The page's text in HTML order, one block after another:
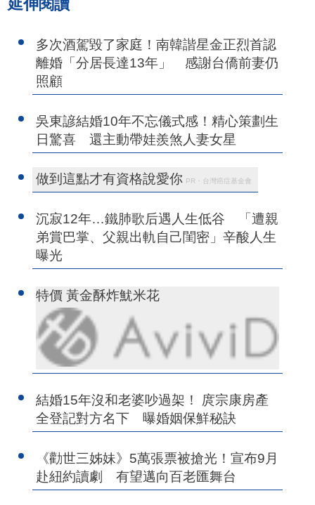
延伸閱讀
多次酒駕毀了家庭！南韓諧星金正烈首認
離婚「分居長達13年」 感謝台僑前妻仍
照顧
吳東諺結婚10年不忘儀式感！精心策劃生
日驚喜 還主動帶娃羨煞人妻女星
做到這點才有資格說愛你 PR・台灣癌症基金會
沉寂12年…鐵肺歌后遇人生低谷 「遭親
弟賞巴掌、父親出軌自己閨密」辛酸人生
曝光
特價 黃金酥炸魷米花
結婚15年沒和老婆吵過架！ 庹宗康房產
全登記對方名下 曝婚姻保鮮秘訣
《勸世三姊妹》5萬張票被搶光！宣布9月
赴紐約讀劇 有望邁向百老匯舞台